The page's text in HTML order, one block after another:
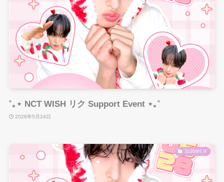
˚｡⋆ NCT WISH リク Support Event ⋆｡˚
2026年5月24日
2026年6月